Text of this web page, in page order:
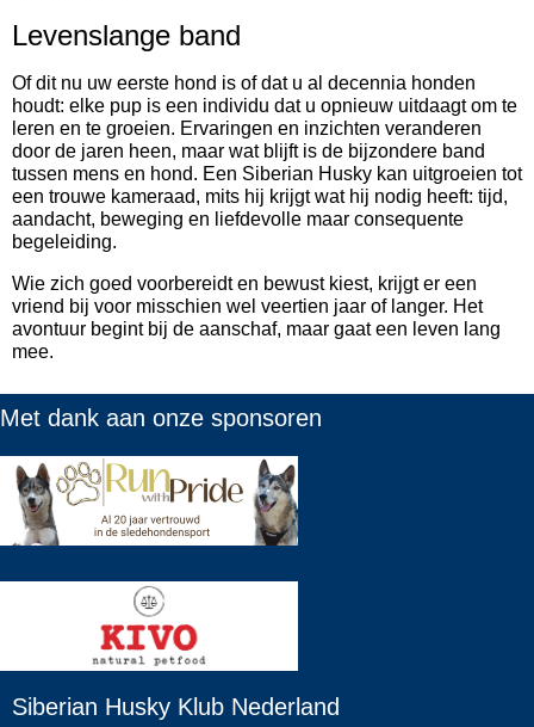
Levenslange band
Of dit nu uw eerste hond is of dat u al decennia honden
houdt: elke pup is een individu dat u opnieuw uitdaagt om te
leren en te groeien. Ervaringen en inzichten veranderen
door de jaren heen, maar wat blijft is de bijzondere band
tussen mens en hond. Een Siberian Husky kan uitgroeien tot
een trouwe kameraad, mits hij krijgt wat hij nodig heeft: tijd,
aandacht, beweging en liefdevolle maar consequente
begeleiding.
Wie zich goed voorbereidt en bewust kiest, krijgt er een
vriend bij voor misschien wel veertien jaar of langer. Het
avontuur begint bij de aanschaf, maar gaat een leven lang
mee.
Met dank aan onze sponsoren
Siberian Husky Klub Nederland